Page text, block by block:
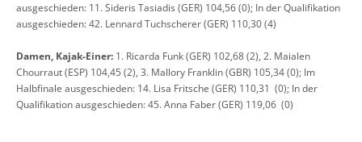
ausgeschieden: 11. Sideris Tasiadis (GER) 104,56 (0); In der Qualifikation
ausgeschieden: 42. Lennard Tuchscherer (GER) 110,30 (4)
Damen, Kajak-Einer: 1. Ricarda Funk (GER) 102,68 (2), 2. Maialen
Chourraut (ESP) 104,45 (2), 3. Mallory Franklin (GBR) 105,34 (0); Im
Halbfinale ausgeschieden: 14. Lisa Fritsche (GER) 110,31 (0); In der
Qualifikation ausgeschieden: 45. Anna Faber (GER) 119,06 (0)